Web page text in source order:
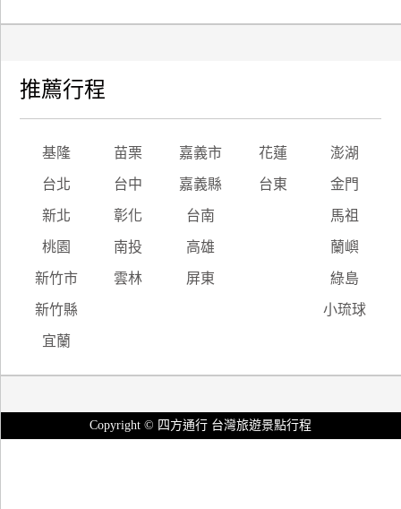
推薦行程
基隆 苗栗 嘉義市 花蓮 澎湖
台北 台中 嘉義縣 台東 金門
新北 彰化 台南 馬祖
桃園 南投 高雄 蘭嶼
新竹市 雲林 屏東 綠島
新竹縣 小琉球
宜蘭
Copyright © 四方通行 台灣旅遊景點行程